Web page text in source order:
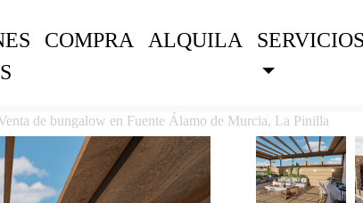
COMPRA ALQUILA SERVICIOS
de bungalow en Fuente Álamo de Murcia, La Pinilla